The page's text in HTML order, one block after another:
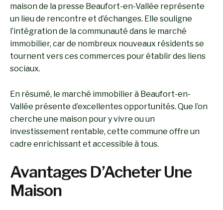
maison de la presse Beaufort-en-Vallée représente
un lieu de rencontre et d’échanges. Elle souligne
l’intégration de la communauté dans le marché
immobilier, car de nombreux nouveaux résidents se
tournent vers ces commerces pour établir des liens
sociaux.
En résumé, le marché immobilier à Beaufort-en-
Vallée présente d’excellentes opportunités. Que l’on
cherche une maison pour y vivre ou un
investissement rentable, cette commune offre un
cadre enrichissant et accessible à tous.
Avantages D’Acheter Une
Maison